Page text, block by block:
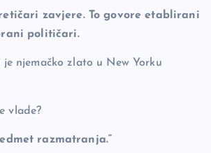
zavjere. To govore etablirani
političari.
njemačko zlato u New Yorku
vlade?
razmatranja.“